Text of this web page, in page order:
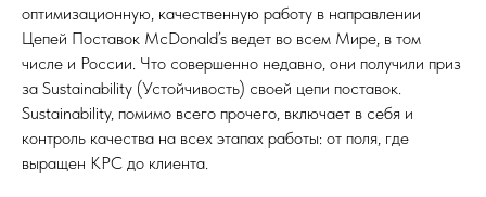
оптимизационную, качественную работу в направлении
Цепей Поставок McDonald’s ведет во всем Мире, в том
числе и России. Что совершенно недавно, они получили приз
за Sustainability (Устойчивость) своей цепи поставок.
Sustainability, помимо всего прочего, включает в себя и
контроль качества на всех этапах работы: от поля, где
выращен КРС до клиента.